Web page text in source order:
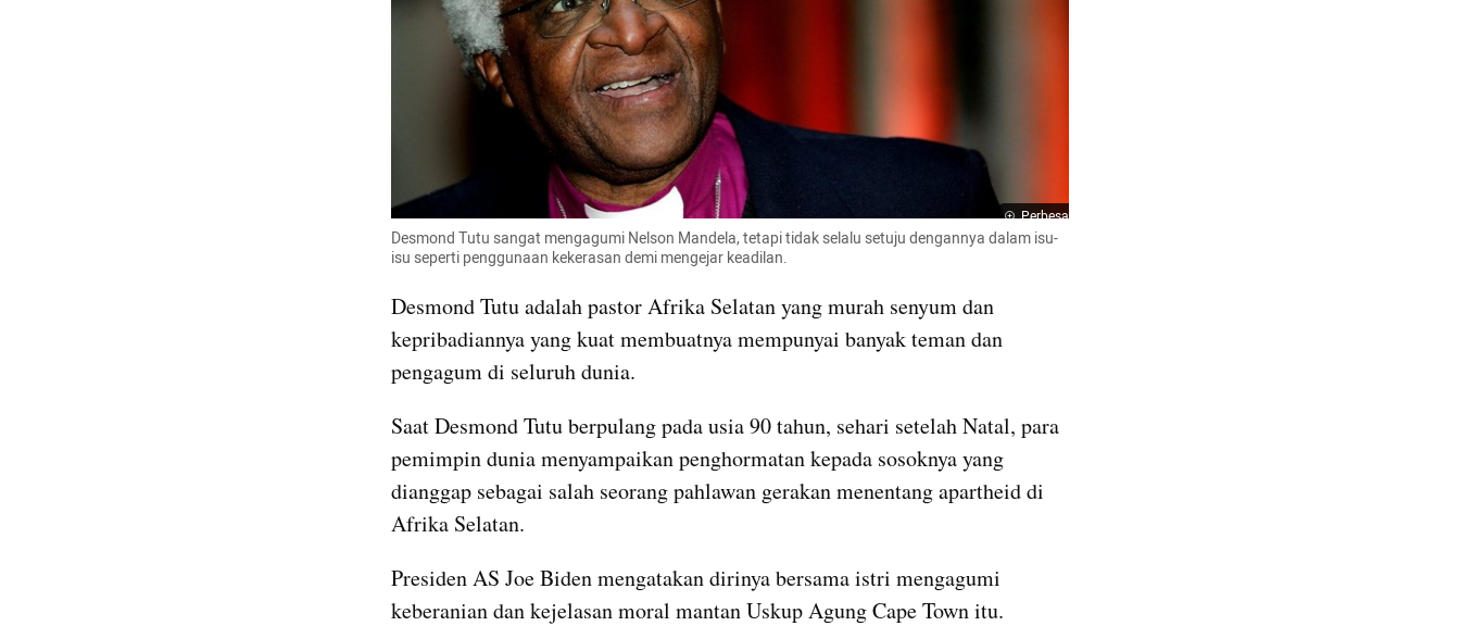
Perbesar
Desmond Tutu sangat mengagumi Nelson Mandela, tetapi tidak selalu setuju dengannya dalam isu-
isu seperti penggunaan kekerasan demi mengejar keadilan.
Desmond Tutu adalah pastor Afrika Selatan yang murah senyum dan
kepribadiannya yang kuat membuatnya mempunyai banyak teman dan
pengagum di seluruh dunia.
Saat Desmond Tutu berpulang pada usia 90 tahun, sehari setelah Natal, para
pemimpin dunia menyampaikan penghormatan kepada sosoknya yang
dianggap sebagai salah seorang pahlawan gerakan menentang apartheid di
Afrika Selatan.
Presiden AS Joe Biden mengatakan dirinya bersama istri mengagumi
keberanian dan kejelasan moral mantan Uskup Agung Cape Town itu.